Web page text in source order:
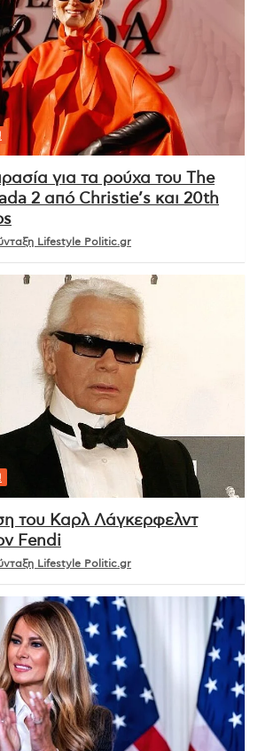
για τα ρούχα του The
2 από Christie’s και 20th
Lifestyle Politic.gr
του Καρλ Λάγκερφελντ
Fendi
Lifestyle Politic.gr